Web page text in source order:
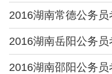
2016湖南常德公务
2016湖南岳阳公务
2016湖南邵阳公务